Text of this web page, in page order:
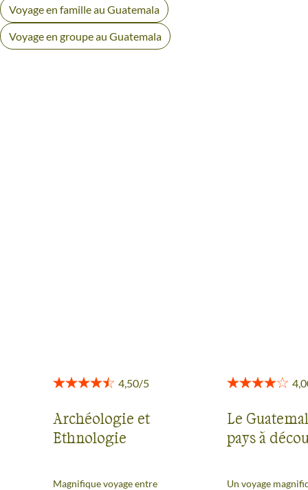
Voyage en famille au Guatemala
Voyage en groupe au Guatemala
Archéologie et
Ethnologie
Magnifique voyage entre
Le
pays à
Un voyage